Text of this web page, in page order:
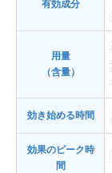
有効成分
用量
（含量）
効き始める時間
効果のピーク時
間